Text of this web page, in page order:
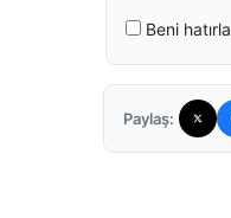
Beni hatırla
Paylaş: